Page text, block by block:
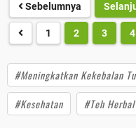
Sebelumnya
1 2 3 4
#Meningkatkan Kekebalan
#Kesehatan
#Teh Herbal